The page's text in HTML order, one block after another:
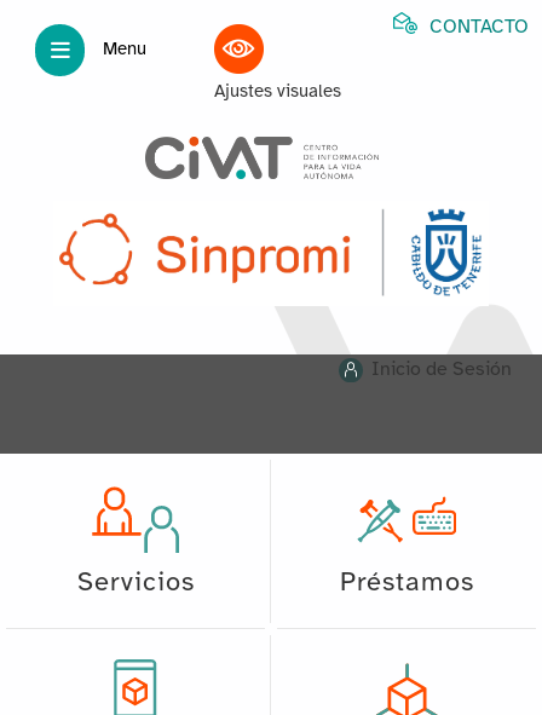
Menu
Ajustes visuales
CONTACTO
Inicio de Sesión
Servicios Préstamos